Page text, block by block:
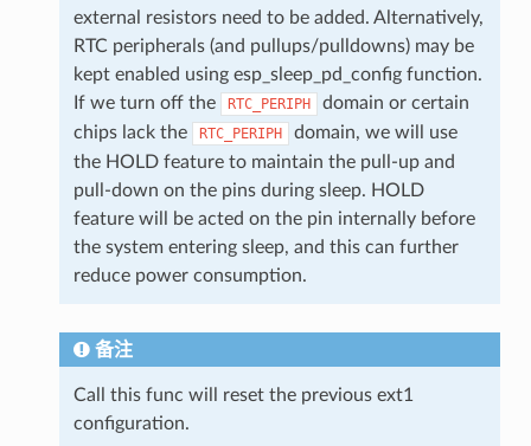
external resistors need to be added. Alternatively,
RTC peripherals (and pullups/pulldowns) may be
kept enabled using esp_sleep_pd_config function.
If we turn off the
RTC_PERIPH
domain or certain
chips lack the
RTC_PERIPH
domain, we will use
the HOLD feature to maintain the pull-up and
pull-down on the pins during sleep. HOLD
feature will be acted on the pin internally before
the system entering sleep, and this can further
reduce power consumption.
备注
Call this func will reset the previous ext1
configuration.